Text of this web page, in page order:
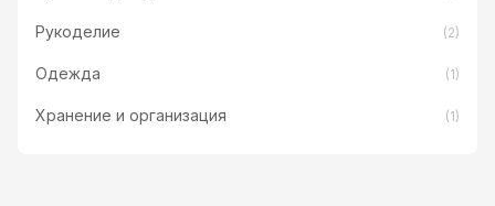
Рукоделие (2)
Одежда (1)
Хранение и организация (1)